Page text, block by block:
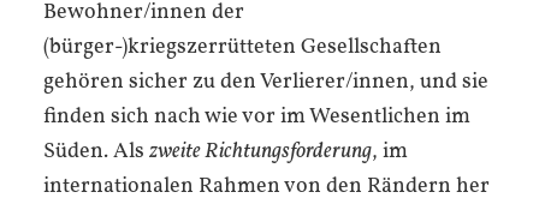
Bewohner/innen der
(bürger-)kriegszerrütteten Gesellschaften
gehören sicher zu den Verlierer/innen, und sie
finden sich nach wie vor im Wesentlichen im
Süden. Als zweite Richtungsforderung, im
internationalen Rahmen von den Rändern her